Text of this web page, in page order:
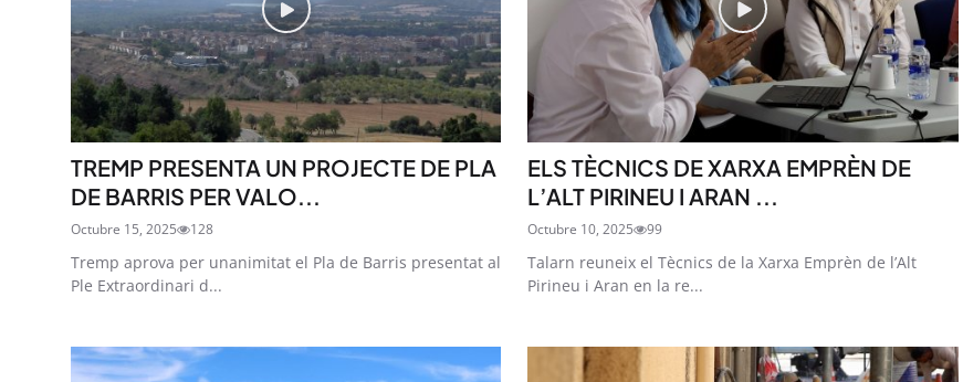
TREMP PRESENTA UN PROJECTE DE PLA
DE BARRIS PER VALO...
Octubre 15, 2025 128
Tremp aprova per unanimitat el Pla de Barris presentat al
Ple Extraordinari d...
ELS TÈCNICS DE XARXA EMPRÈN DE
L’ALT PIRINEU I ARAN ...
Octubre 10, 2025 99
Talarn reuneix el Tècnics de la Xarxa Emprèn de l’Alt
Pirineu i Aran en la re...